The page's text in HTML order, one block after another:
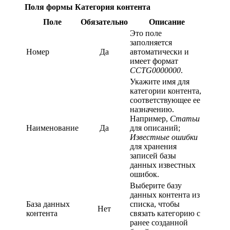
Поля формы Категория контента
Поле
Обязательно Описание
Номер Да
Это поле
заполняется
автоматически и
имеет формат
CCTG0000000.
Наименование Да
Укажите имя для
категории контента,
соответствующее ее
назначению.
Например, Статьи
для описаний;
Известные ошибки
для хранения
записей базы
данных известных
ошибок.
База данных
контента
Нет
Выберите базу
данных контента из
списка, чтобы
связать категорию с
ранее созданной